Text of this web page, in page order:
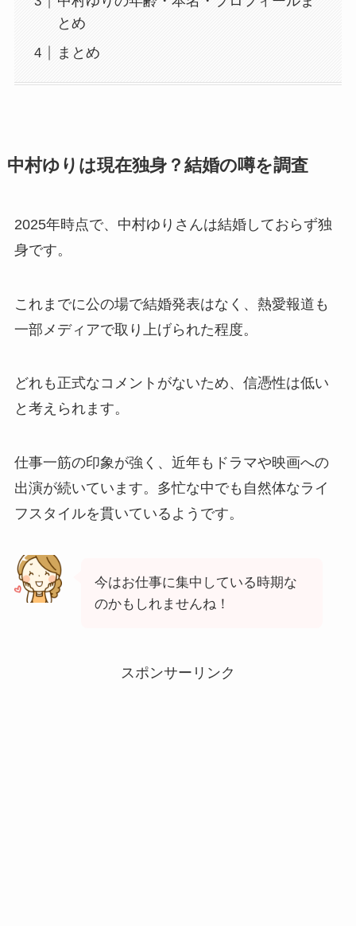
とめ
まとめ
中村ゆりは現在独身？結婚の噂を調査
2025年時点で、中村ゆりさんは結婚しておらず独
身です。
これまでに公の場で結婚発表はなく、熱愛報道も
一部メディアで取り上げられた程度。
どれも正式なコメントがないため、信憑性は低い
と考えられます。
仕事一筋の印象が強く、近年もドラマや映画への
出演が続いています。多忙な中でも自然体なライ
フスタイルを貫いているようです。
今はお仕事に集中している時期な
のかもしれませんね！
スポンサーリンク